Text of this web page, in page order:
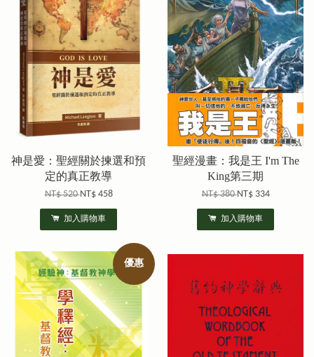
神是愛：聖經關於揀選和預
定的真正教導
NT$ 520NT$ 458
加入購物車
聖經漫畫：我是王 I'm The
King第三期
NT$ 380NT$ 334
加入購物車
優惠